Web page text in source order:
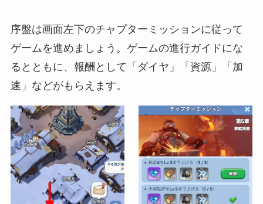
序盤は画面左下のチャプターミッションに従って
ゲームを進めましょう。ゲームの進行ガイドにな
るとともに、報酬として「ダイヤ」「資源」「加
速」などがもらえます。